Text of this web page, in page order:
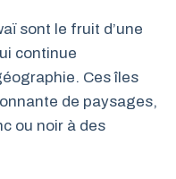
sont le fruit d’une
continue
Ces îles
de paysages,
ou noir à des